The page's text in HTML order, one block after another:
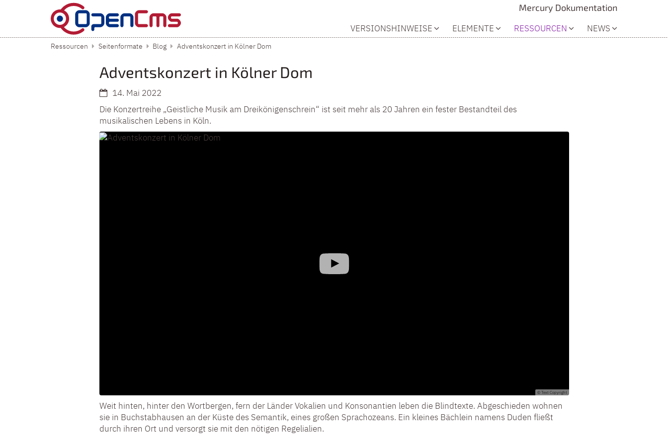
Zum Inhalt springen
Mercury Dokumentation
VERSIONSHINWEISE
ELEMENTE RESSOURCEN NEWS
Ressourcen Seitenformate Blog Adventskonzert in Kölner Dom
Adventskonzert in Kölner Dom
14. Mai 2022
Die Konzertreihe „Geistliche Musik am Dreikönigenschrein“ ist seit mehr als 20 Jahren ein fester Bestandteil des
musikalischen Lebens in Köln.
© Text Copyright
Weit hinten, hinter den Wortbergen, fern der Länder Vokalien und Konsonantien leben die Blindtexte. Abgeschieden wohnen
sie in Buchstabhausen an der Küste des Semantik, eines großen Sprachozeans. Ein kleines Bächlein namens Duden fließt
durch ihren Ort und versorgt sie mit den nötigen Regelialien.